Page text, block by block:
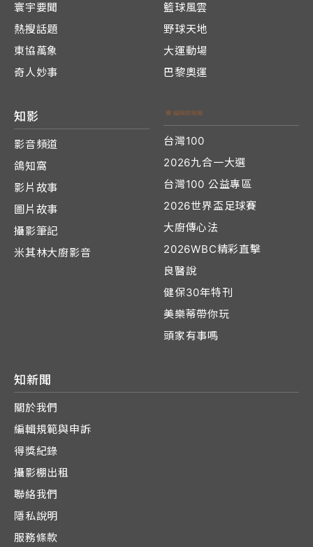
寰宇要聞
熱搜話題
東協萬象
奇人妙事
籃球風雲
野球天地
大運動場
巴黎奧運
知影
影音頻道
鴿知窩
影片故事
圖片故事
攝影筆記
米其林大廚影音
台灣100
2026九合一大選
台灣100 公益專區
2026世界盃足球賽
大廚傳心法
2026WBC精彩直擊
良醫說
健保30年特刊
美樂蒂帶你玩
頭家有事嗎
知新聞
關於我們
編輯規範與申訴
得獎紀錄
攝影棚出租
聯絡我們
隱私說明
服務條款